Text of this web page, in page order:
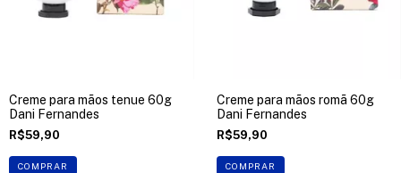
Creme para mãos tenue 60g
Dani Fernandes
R$59,90
COMPRAR
Creme para mãos romã 60g
Dani Fernandes
R$59,90
COMPRAR